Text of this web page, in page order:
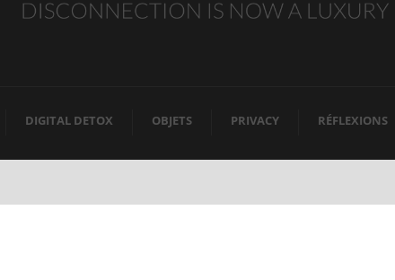
DIGITAL DETOX OBJETS PRIVACY RÉFLEXIONS